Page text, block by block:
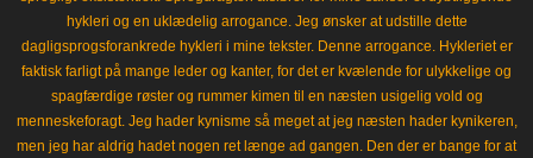
hykleri og en uklædelig arrogance. Jeg ønsker at udstille dette
dagligsprogsforankrede hykleri i mine tekster. Denne arrogance. Hykleriet er
faktisk farligt på mange leder og kanter, for det er kvælende for ulykkelige og
spagfærdige røster og rummer kimen til en næsten usigelig vold og
menneskeforagt. Jeg hader kynisme så meget at jeg næsten hader kynikeren,
men jeg har aldrig hadet nogen ret længe ad gangen. Den der er bange for at